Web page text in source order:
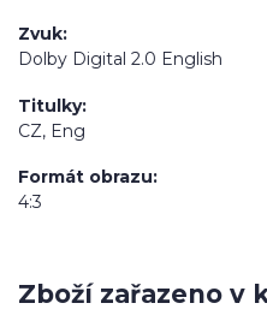
Zvuk
Dolby Digital 2.0 English
Titulky
CZ, Eng
Formát obrazu
4:3
Zboží zařazeno v